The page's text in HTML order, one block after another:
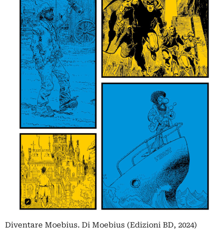
Diventare Moebius. Di Moebius (Edizioni BD, 2024)